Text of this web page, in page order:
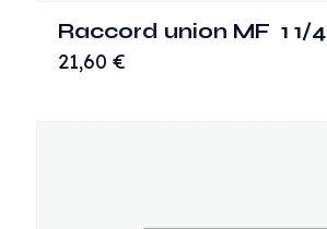
Raccord union MF 1 1/4
21,60 €